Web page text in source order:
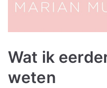
Wat ik
weten